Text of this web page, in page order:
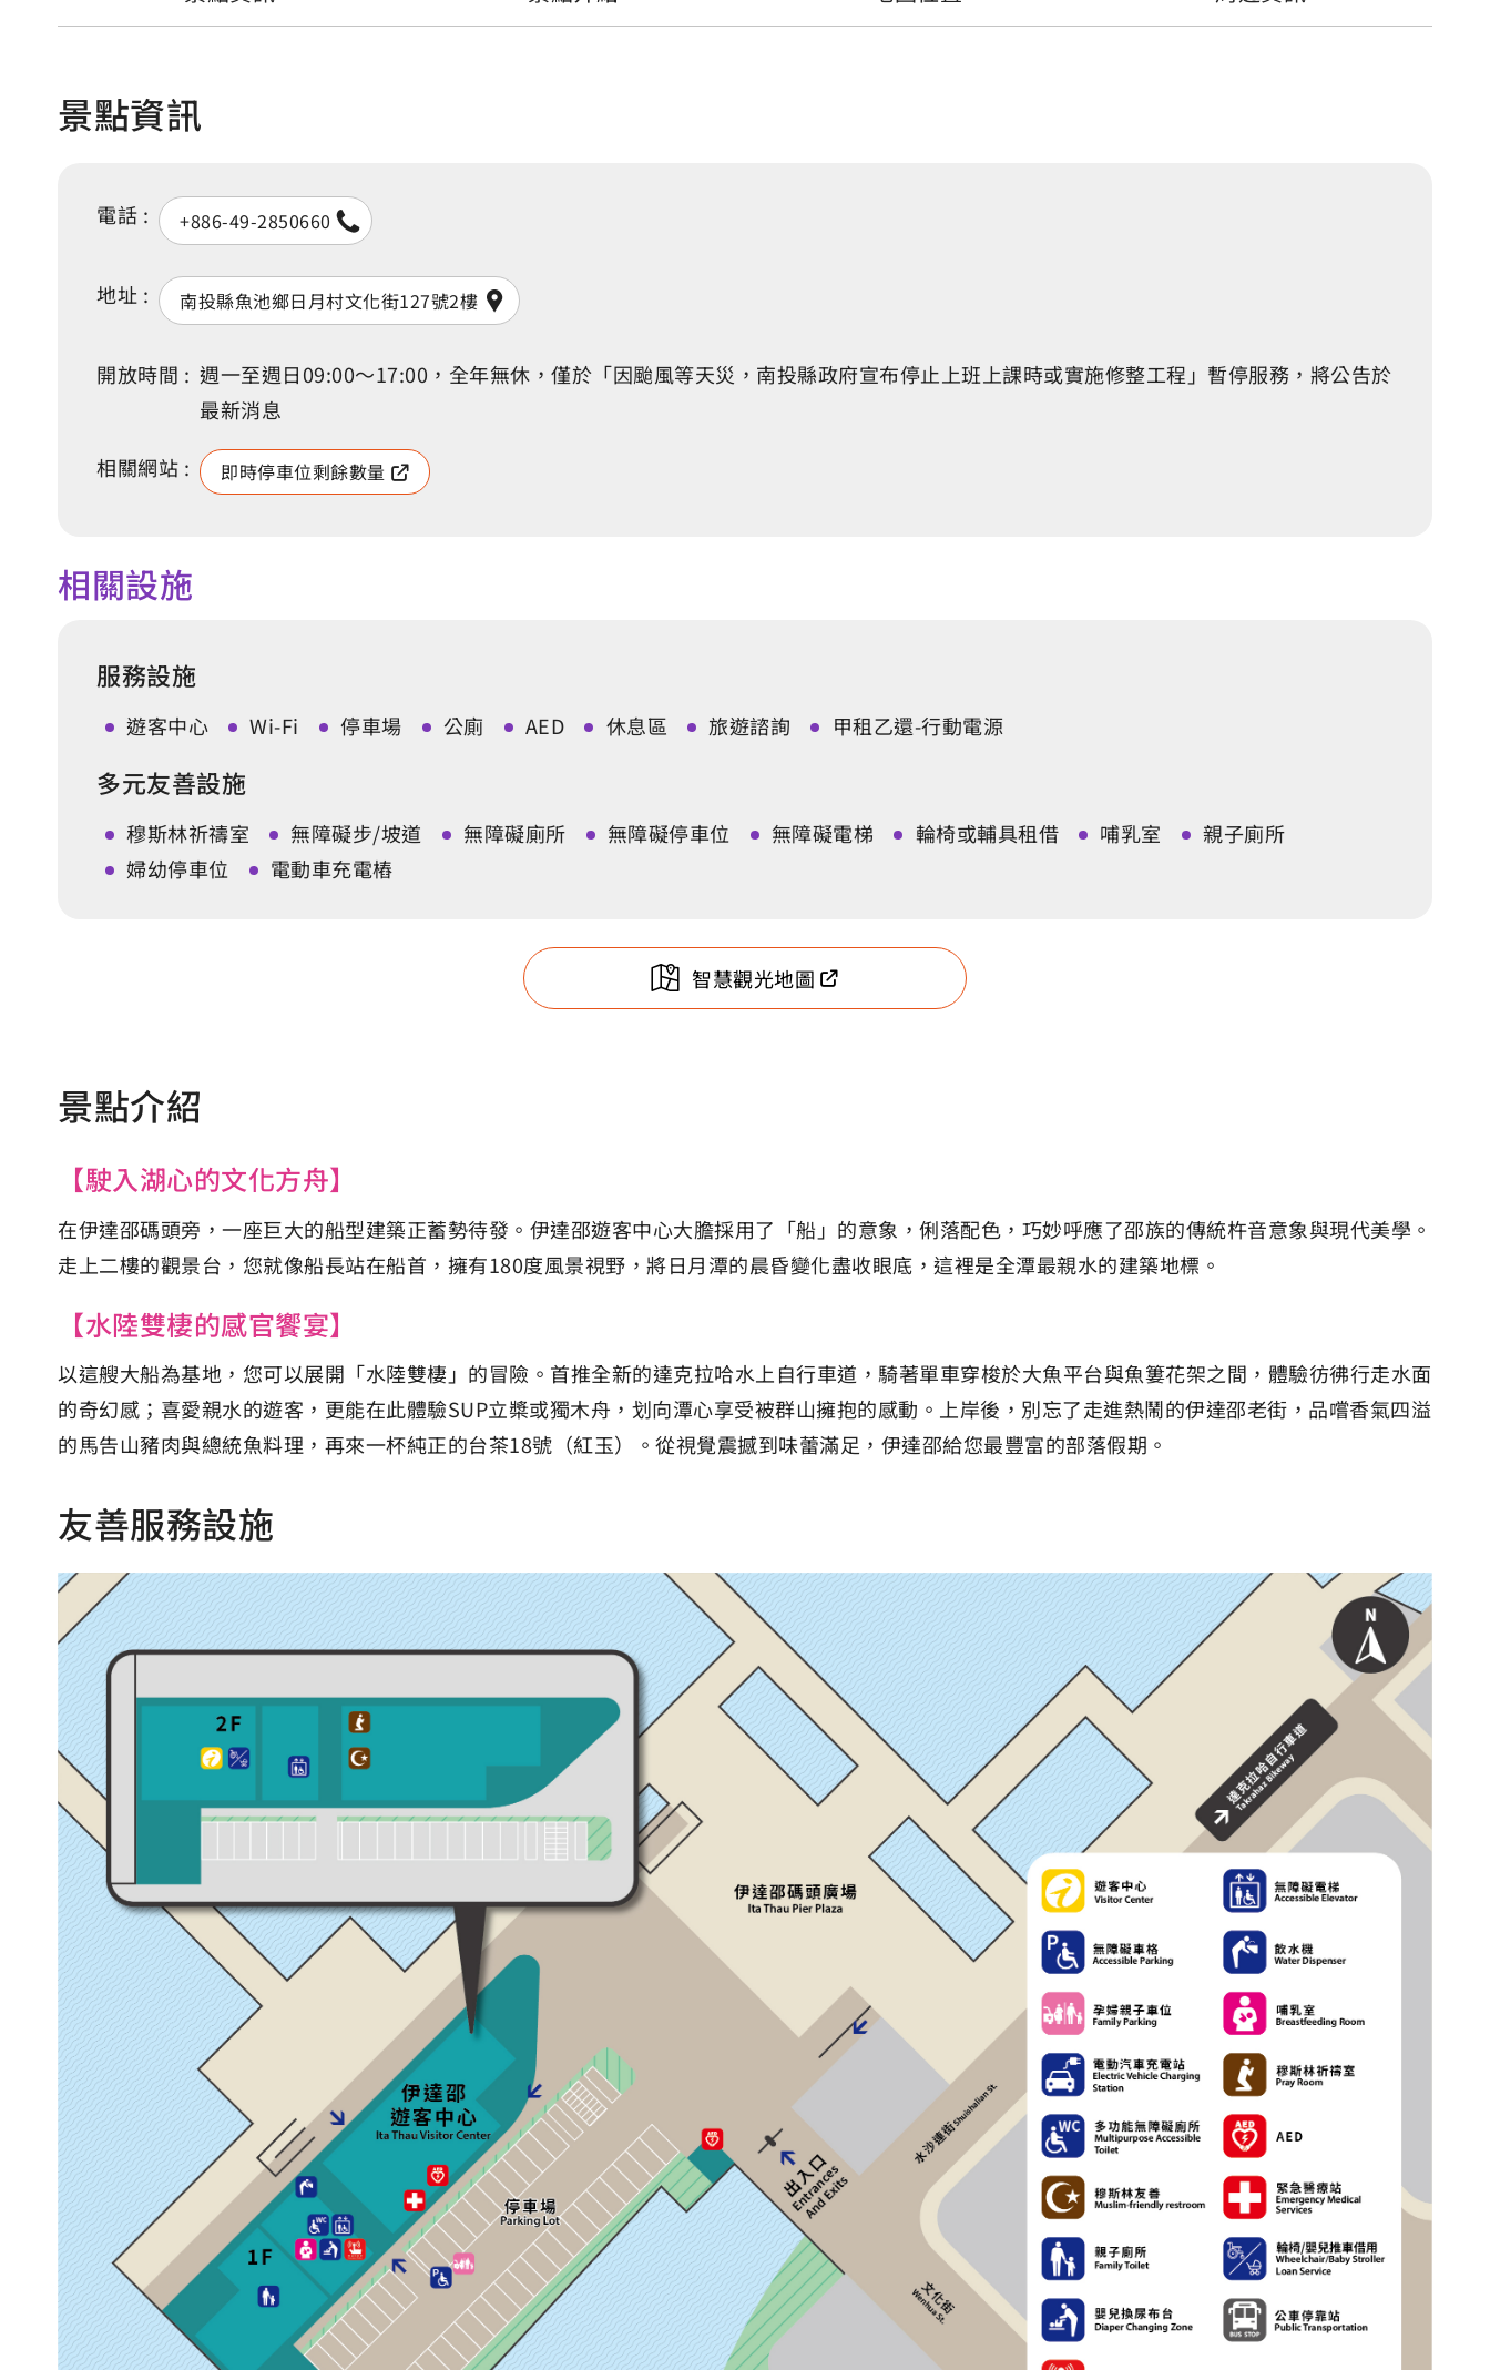
景點資訊
電話 : +886-49-2850660
地址 : 南投縣魚池鄉日月村文化街127號2樓
開放時間 : 週一至週日09:00～17:00，全年無休，僅於「因颱風等天災，南投縣政府宣布停止上班上課時或實施修整工程」暫停服務，將公告於
最新消息
相關網站 :
即時停車位剩餘數量
相關設施
服務設施
遊客中心 Wi-Fi 停車場 公廁 AED 休息區 旅遊諮詢 甲租乙還-行動電源
多元友善設施
穆斯林祈禱室 無障礙步/坡道 無障礙廁所 無障礙停車位 無障礙電梯 輪椅或輔具租借 哺乳室
親子廁所
婦幼停車位
電動車充電樁
智慧觀光地圖
景點介紹
【駛入湖心的文化方舟】
在伊達邵碼頭旁，一座巨大的船型建築正蓄勢待發。伊達邵遊客中心大膽採用了「船」的意象，俐落配色，巧妙呼應了邵族的傳統杵音意象與現代美學。
走上二樓的觀景台，您就像船長站在船首，擁有180度風景視野，將日月潭的晨昏變化盡收眼底，這裡是全潭最親水的建築地標。
【水陸雙棲的感官饗宴】
以這艘大船為基地，您可以展開「水陸雙棲」的冒險。首推全新的達克拉哈水上自行車道，騎著單車穿梭於大魚平台與魚簍花架之間，體驗彷彿行走水面
的奇幻感；喜愛親水的遊客，更能在此體驗SUP立槳或獨木舟，划向潭心享受被群山擁抱的感動。上岸後，別忘了走進熱鬧的伊達邵老街，品嚐香氣四溢
的馬告山豬肉與總統魚料理，再來一杯純正的台茶18號（紅玉）。從視覺震撼到味蕾滿足，伊達邵給您最豐富的部落假期。
友善服務設施